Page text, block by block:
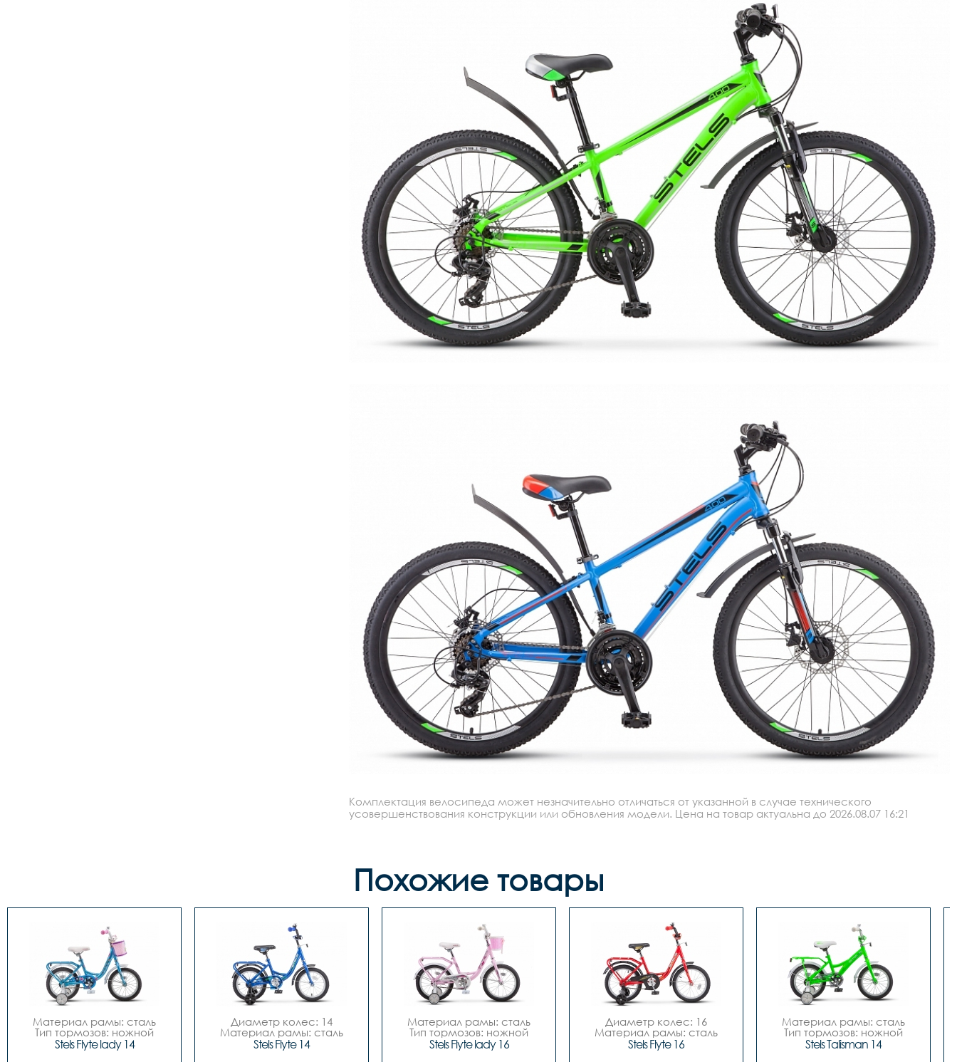
Комплектация велосипеда может незначительно отличаться от указанной в случае технического
усовершенствования конструкции или обновления модели. Цена на товар актуальна до 2026.08.07 16:21
Похожие товары
Материал рамы: сталь
Тип тормозов: ножной
Диаметр колес: 14
Количество скоростей	-
Stels Flyte lady 14
Диаметр колес: 14
Материал рамы: сталь
Тип тормозов: ножной
Количество скоростей	-
Stels Flyte 14
Материал рамы: сталь
Тип тормозов: ножной
Диаметр колес: 16
Количество скоростей	-
Stels Flyte lady 16
Диаметр колес: 16
Материал рамы: сталь
Тип тормозов: ножной
Количество скоростей	-
Stels Flyte 16
Материал рамы: сталь
Тип тормозов: ножной
Диаметр колес: 14
Stels Talisman 14